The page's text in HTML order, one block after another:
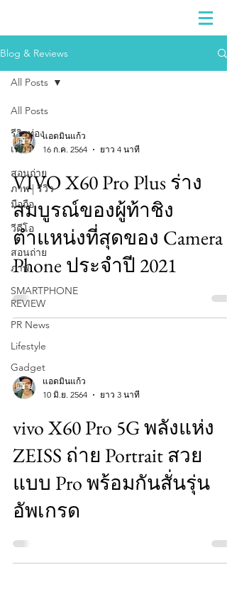
Blog & Reviews
All Posts
รีวิวท่อง
เที่ยว
สอนถ่าย
ภาพ | รีวิว
มือถือ
วีดีโอ
สอนถ่าย
ภาพ
SMARTPHONE
REVIEW
PR News
Lifestyle
Gadget
All Posts
แอดมินแก้ว
16 ก.ค. 2564
ยาว 4 นาที
VIVO X60 Pro Plus ร่าง
สมบูรณ์ของผู้ท้าชิง
ตำแหน่งที่สุดของ Camera
Phone ประจำปี 2021
แอดมินแก้ว
10 มิ.ย. 2564
ยาว 3 นาที
vivo X60 Pro 5G พลังแห่ง
ZEISS ถ่าย Portrait สวย
แบบ Pro พร้อมกันสั่นรุ่น
อัพเกรด